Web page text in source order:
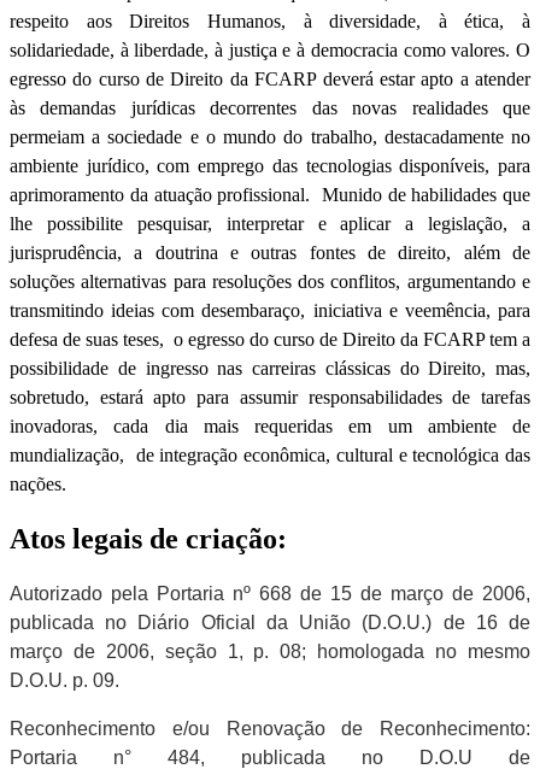
respeito aos Direitos Humanos, à diversidade, à ética, à
solidariedade, à liberdade, à justiça e à democracia como valores. O
egresso do curso de Direito da FCARP deverá estar apto a atender
às demandas jurídicas decorrentes das novas realidades que
permeiam a sociedade e o mundo do trabalho, destacadamente no
ambiente jurídico, com emprego das tecnologias disponíveis, para
aprimoramento da atuação profissional. Munido de habilidades que
lhe possibilite pesquisar, interpretar e aplicar a legislação, a
jurisprudência, a doutrina e outras fontes de direito, além de
soluções alternativas para resoluções dos conflitos, argumentando e
transmitindo ideias com desembaraço, iniciativa e veemência, para
defesa de suas teses, o egresso do curso de Direito da FCARP tem a
possibilidade de ingresso nas carreiras clássicas do Direito, mas,
sobretudo, estará apto para assumir responsabilidades de tarefas
inovadoras, cada dia mais requeridas em um ambiente de
mundialização, de integração econômica, cultural e tecnológica das
nações.
Atos legais de criação:
Autorizado pela Portaria nº 668 de 15 de março de 2006,
publicada no Diário Oficial da União (D.O.U.) de 16 de
março de 2006, seção 1, p. 08; homologada no mesmo
D.O.U. p. 09.
Reconhecimento e/ou Renovação de Reconhecimento:
Portaria n° 484, publicada no D.O.U de